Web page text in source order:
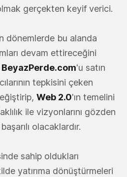
gerçekten keyif verici.
dönemlerde bu alanda
devam ettireceğini
BeyazPerde.com'u satın
tepkisini çeken
Web 2.0'ın temelini
ile vizyonlarını gözden
olacaklardır.
sahip oldukları
yatırıma dönüştürmeleri